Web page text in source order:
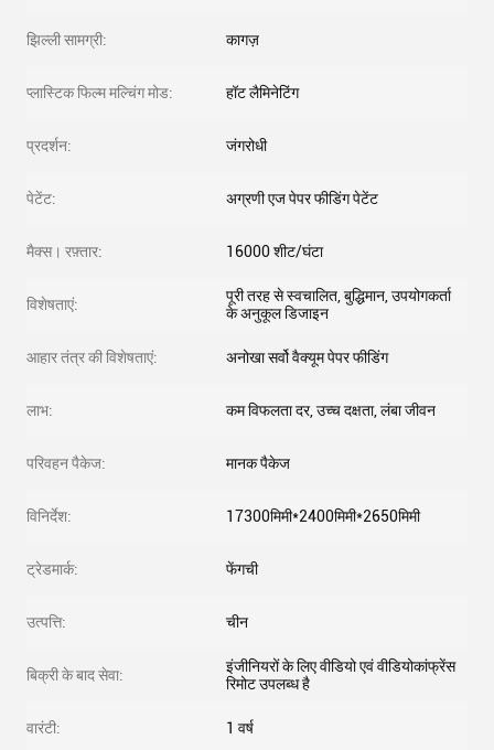
झिल्ली सामग्री: कागज़
प्लास्टिक फिल्म मल्चिंग मोड: हॉट लैमिनेटिंग
प्रदर्शन: जंगरोधी
पेटेंट: अग्रणी एज पेपर फीडिंग पेटेंट
मैक्स। रफ़्तार: 16000 शीट/घंटा
विशेषताएं:
पूरी तरह से स्वचालित, बुद्धिमान, उपयोगकर्ता
के अनुकूल डिजाइन
आहार तंत्र की विशेषताएं: अनोखा सर्वो वैक्यूम पेपर फीडिंग
लाभ: कम विफलता दर, उच्च दक्षता, लंबा जीवन
परिवहन पैकेज: मानक पैकेज
विनिर्देश: 17300मिमी*2400मिमी*2650मिमी
ट्रेडमार्क: फेंगची
उत्पत्ति: चीन
बिक्री के बाद सेवा:
इंजीनियरों के लिए वीडियो एवं वीडियोकांफ्रेंस
रिमोट उपलब्ध है
वारंटी: 1 वर्ष